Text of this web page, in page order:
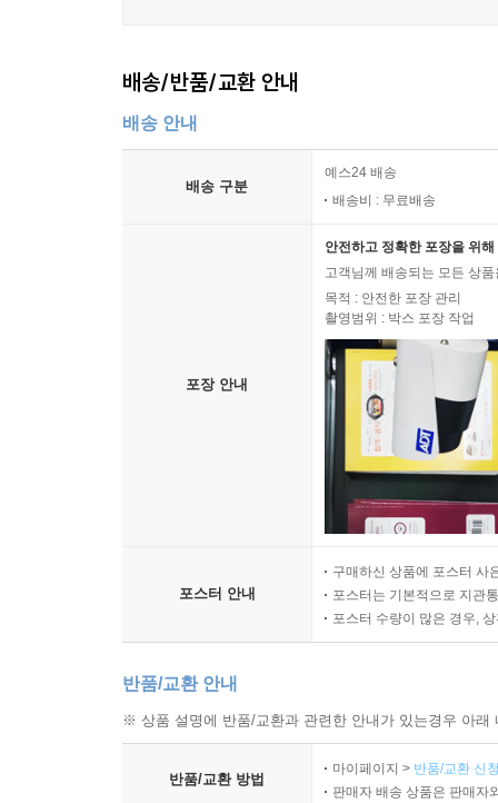
배송/반품/교환 안내
배송 안내
배송 구분
예스24 배송
배송비 : 무료배송
포장 안내
안전하고 정확한 포장을 위
고객님께 배송되는 모든 상
목적 : 안전한 포장 관리
촬영범위 : 박스 포장 작업
포스터 안내
구매하신 상품에 포스터 사
포스터는 기본적으로 지관
포스터 수량이 많은 경우,
반품/교환 안내
※ 상품 설명에 반품/교환과 관련한 안내가 있는경우 아
반품/교환 방법
마이페이지 > 반품/교환 신
판매자 배송 상품은 판매자